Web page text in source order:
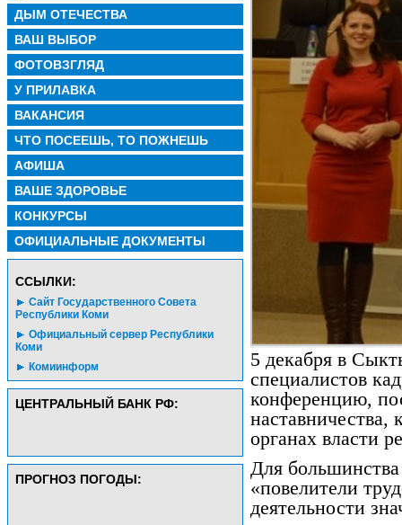
ДЫМ ОТЕЧЕСТВА
ВАШ ВЫБОР
ФОТОВЗГЛЯД
У ПРИЛАВКА
ВАКАНСИЯ
ЧТО ПОСЕЕШЬ, ТО ПОЖНЕШЬ
АФИША
ВАШЕ ЗДОРОВЬЕ
КОНКУРСЫ
ОФИЦИАЛЬНЫЕ ДОКУМЕНТЫ
CСЫЛКИ:
Сайт Государственного Совета
Республики Коми
Официальный сервер Республики
Коми
Комиинформ
ЦЕНТРАЛЬНЫЙ БАНК РФ:
ПРОГНОЗ ПОГОДЫ:
5 декабря в
специалистов
конференцию,
наставничества,
органах власти
Для
«повелители
деятельности